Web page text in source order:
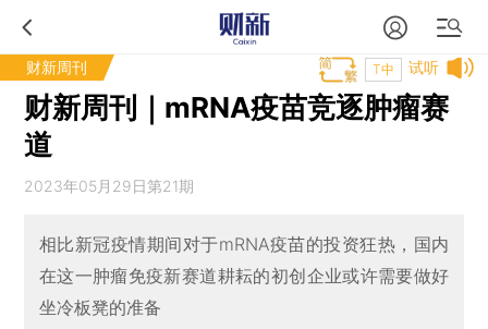
财新周刊 试听
T中
财新周刊｜mRNA疫苗竞逐肿瘤赛
道
2023年05月29日第21期
相比新冠疫情期间对于mRNA疫苗的投资狂热，国内
在这一肿瘤免疫新赛道耕耘的初创企业或许需要做好
坐冷板凳的准备